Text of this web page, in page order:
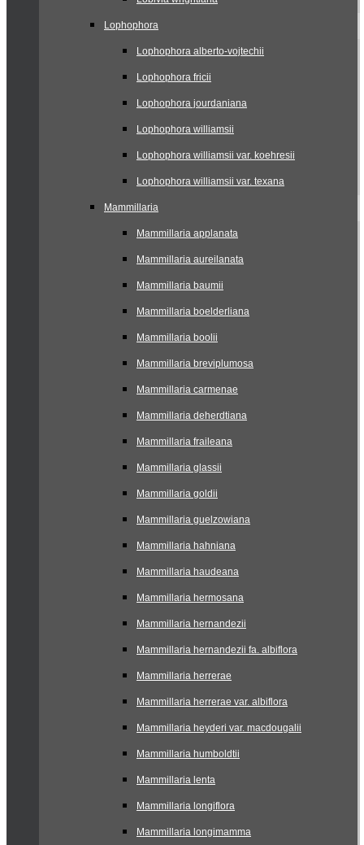
Lophophora
Lophophora alberto-vojtechii
Lophophora fricii
Lophophora jourdaniana
Lophophora williamsii
Lophophora williamsii var. koehresii
Lophophora williamsii var. texana
Mammillaria
Mammillaria applanata
Mammillaria aureilanata
Mammillaria baumii
Mammillaria boelderliana
Mammillaria boolii
Mammillaria breviplumosa
Mammillaria carmenae
Mammillaria deherdtiana
Mammillaria fraileana
Mammillaria glassii
Mammillaria goldii
Mammillaria guelzowiana
Mammillaria hahniana
Mammillaria haudeana
Mammillaria hermosana
Mammillaria hernandezii
Mammillaria hernandezii fa. albiflora
Mammillaria herrerae
Mammillaria herrerae var. albiflora
Mammillaria heyderi var. macdougalii
Mammillaria humboldtii
Mammillaria lenta
Mammillaria longiflora
Mammillaria longimamma